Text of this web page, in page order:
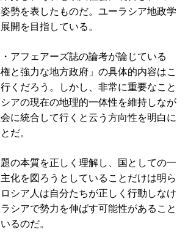
勢を表したものだ。ユーラシア地政学
開を目指している。
アフェアーズ誌の論考が論じている
権と強力な地方政府」の具体的内容はこ
くだろう。しかし、非常に重要なこと
アの現在の地理的一体性を維持しなが
に統合して行くと云う方向性を明白に
だ。
の本質を正しく理解し、国としての一
化を図ろうとしていることだけは明ら
シア人は自分たちが正しく行動しなけ
シアで勢力を伸ばす可能性があること
るのだ。